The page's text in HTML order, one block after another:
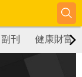
副刊 健康財富